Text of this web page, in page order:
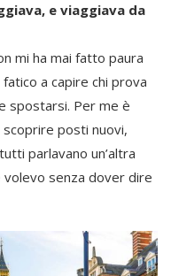
e viaggiava da
mi ha mai fatto paura
a capire chi prova
spostarsi. Per me è
scoprire posti nuovi,
parlavano un’altra
volevo senza dover dire